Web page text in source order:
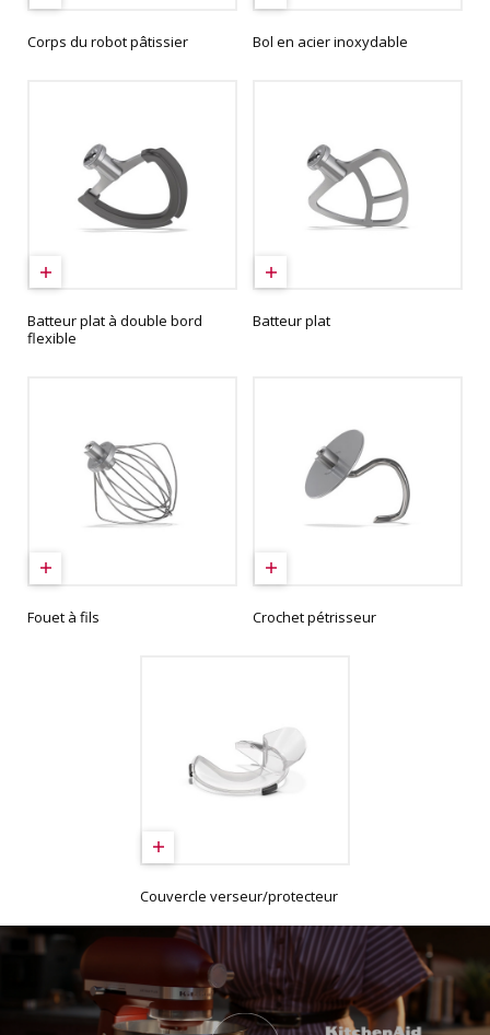
Corps du robot pâtissier Bol en acier inoxydable
Batteur plat à double bord
flexible
Batteur plat
Fouet à fils Crochet pétrisseur
Couvercle verseur/protecteur